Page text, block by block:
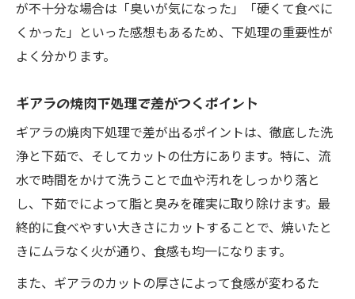
が不十分な場合は「臭いが気になった」「硬くて食べに
くかった」といった感想もあるため、下処理の重要性が
よく分かります。
ギアラの焼肉下処理で差がつくポイント
ギアラの焼肉下処理で差が出るポイントは、徹底した洗
浄と下茹で、そしてカットの仕方にあります。特に、流
水で時間をかけて洗うことで血や汚れをしっかり落と
し、下茹でによって脂と臭みを確実に取り除けます。最
終的に食べやすい大きさにカットすることで、焼いたと
きにムラなく火が通り、食感も均一になります。
また、ギアラのカットの厚さによって食感が変わるた